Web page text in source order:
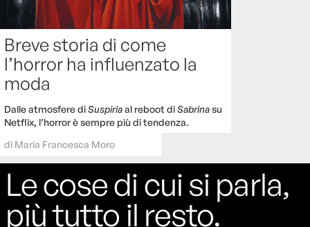
Breve storia di come
l’horror ha influenzato la
moda
Dalle atmosfere diSuspiriaal reboot diSabrinasu
Netflix, l’horror è sempre più di tendenza.
di Maria Francesca Moro
Le cose di cui si parla,
più tutto il resto.